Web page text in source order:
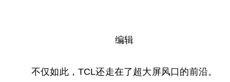
编辑
不仅如此，TCL还走在了超大屏风口的前沿。